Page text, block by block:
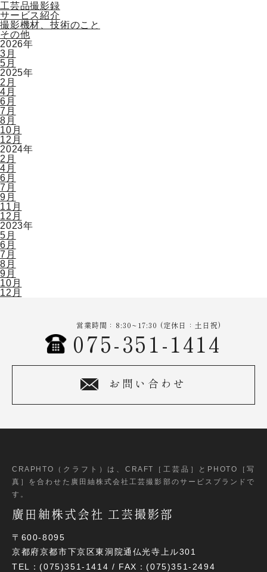
工芸品撮影録
サービス紹介
撮影機材、技術のこと
その他
2026年
3月
5月
2025年
2月
4月
6月
7月
8月
10月
12月
2024年
2月
4月
6月
7月
9月
11月
12月
2023年
5月
6月
7月
8月
9月
10月
12月
営業時間：8:30~17:30 (定休日：土日祝)
075-351-1414
お問い合わせ
CRAPHTO（クラフト）は、CRAFT［工芸品］とPHOTO［写
真］ を合わせた廣田紬株式会社工芸撮影部のサービスブランドで
す。
廣田紬株式会社 工芸撮影部
〒600-8095
京都府京都市下京区東洞院通仏光寺上ル301
TEL：(075)351-1414 / FAX：(075)351-2494